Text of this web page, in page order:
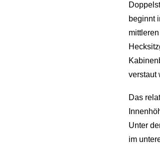
beginnt
verstaut
Das
Unter
im